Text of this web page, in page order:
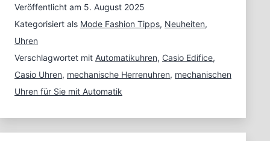
Uhren
von
CASIO
Veröffentlicht am 5. August 2025
Kategorisiert als Mode Fashion Tipps, Neuheiten,
Uhren
Verschlagwortet mit Automatikuhren, Casio Edifice,
Casio Uhren, mechanische Herrenuhren, mechanischen
Uhren für Sie mit Automatik